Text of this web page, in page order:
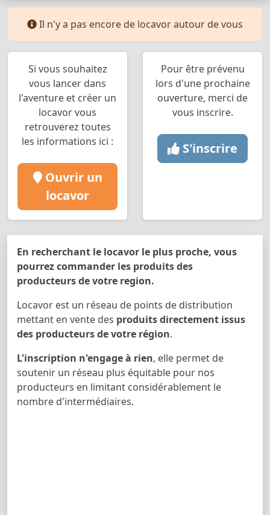
Il n'y a pas encore de locavor autour de vous
Si vous souhaitez
vous lancer dans
l'aventure et créer un
locavor vous
retrouverez toutes
les informations ici :
Ouvrir un
locavor
Pour être prévenu
lors d'une prochaine
ouverture, merci de
vous inscrire.
S'inscrire
En recherchant le locavor le plus proche, vous
pourrez commander les produits des
producteurs de votre region.
Locavor est un réseau de points de distribution
mettant en vente des produits directement issus
des producteurs de votre région.
L'inscription n'engage à rien, elle permet de
soutenir un réseau plus équitable pour nos
producteurs en limitant considérablement le
nombre d'intermédiaires.